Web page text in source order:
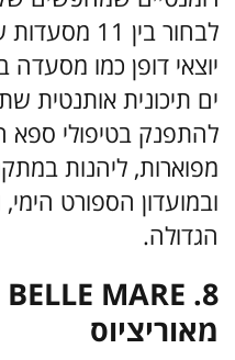
לבחור בין
יוצאי דופן כמו
ים תיכונית אותנטית
להתפנק בטיפולי ספא
מפוארות, ליהנות
ובמועדון הספורט
הגדולה.
מאוריציוס